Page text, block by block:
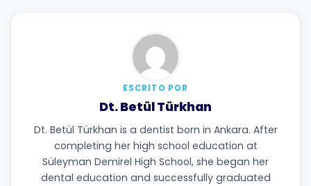
ESCRITO POR
Dt. Betül Türkhan
Dt. Betül Türkhan is a dentist born in Ankara. After
completing her high school education at
Süleyman Demirel High School, she began her
dental education and successfully graduated